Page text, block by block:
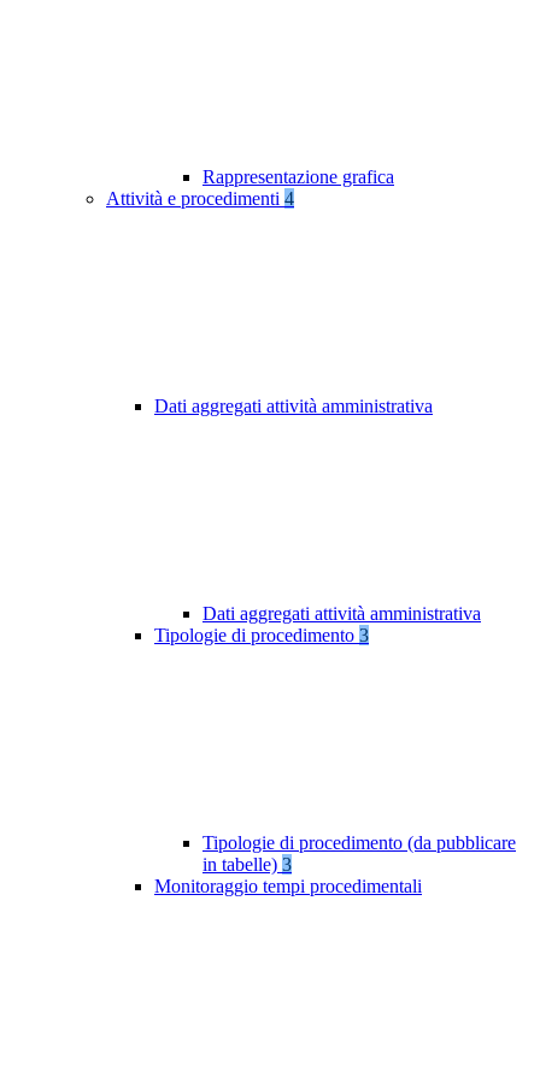
Rappresentazione grafica
Attività e procedimenti 4
Dati aggregati attività amministrativa
Dati aggregati attività amministrativa
Tipologie di procedimento 3
Tipologie di procedimento (da pubblicare
in tabelle) 3
Monitoraggio tempi procedimentali